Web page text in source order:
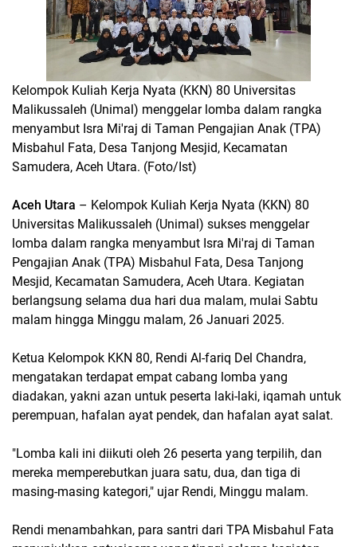
Kelompok Kuliah Kerja Nyata (KKN) 80 Universitas
Malikussaleh (Unimal) menggelar lomba dalam rangka
menyambut Isra Mi'raj di Taman Pengajian Anak (TPA)
Misbahul Fata, Desa Tanjong Mesjid, Kecamatan
Samudera, Aceh Utara. (Foto/Ist)
Aceh Utara – Kelompok Kuliah Kerja Nyata (KKN) 80
Universitas Malikussaleh (Unimal) sukses menggelar
lomba dalam rangka menyambut Isra Mi'raj di Taman
Pengajian Anak (TPA) Misbahul Fata, Desa Tanjong
Mesjid, Kecamatan Samudera, Aceh Utara. Kegiatan
berlangsung selama dua hari dua malam, mulai Sabtu
malam hingga Minggu malam, 26 Januari 2025.
Ketua Kelompok KKN 80, Rendi Al-fariq Del Chandra,
mengatakan terdapat empat cabang lomba yang
diadakan, yakni azan untuk peserta laki-laki, iqamah untuk
perempuan, hafalan ayat pendek, dan hafalan ayat salat.
"Lomba kali ini diikuti oleh 26 peserta yang terpilih, dan
mereka memperebutkan juara satu, dua, dan tiga di
masing-masing kategori," ujar Rendi, Minggu malam.
Rendi menambahkan, para santri dari TPA Misbahul Fata